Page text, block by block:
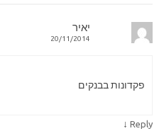
יאיר
20/11/2014
פקדונות בבנקים
Reply
↓